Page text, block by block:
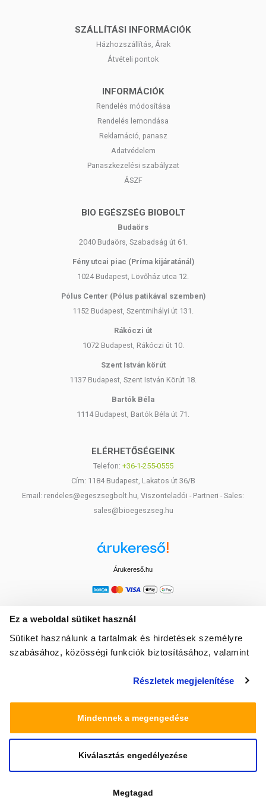
Ez a weboldal sütiket használ
Sütiket használunk a tartalmak és hirdetések személyre
szabásához, közösségi funkciók biztosításához, valamint
média-, hirdető- és elemező partnereinkkel megosztjuk az
amelyeket Ön adott meg számukra vagy az Ön által
használt más szolgáltatásokból gyűjtöttek.
Részletek megjelenítése
Mindennek a megengedése
Kiválasztás engedélyezése
Megtagad
hatást tulajdonítani.
étrendet és az egészséges életmódot! A termék nem
helyettesítésére alkalmas! Betegség esetén használatát
konzultálja kezelőorvosával. Az ajánlott napi fogyasztási
Kisgyermekektől elzárva tartandó!
SZÁLLÍTÁSI INFORMÁCIÓK
Házhozszállítás, Árak
Átvételi pontok
INFORMÁCIÓK
Rendelés módosítása
Rendelés lemondása
Reklamáció, panasz
Adatvédelem
Panaszkezelési szabályzat
ÁSZF
BIO EGÉSZSÉG BIOBOLT
Budaörs
2040 Budaörs, Szabadság út 61.
Fény utcai piac (Príma kijáratánál)
1024 Budapest, Lövőház utca 12.
Pólus Center (Pólus patikával szemben)
1152 Budapest, Szentmihályi út 131.
Rákóczi út
1072 Budapest, Rákóczi út 10.
Szent István körút
1137 Budapest, Szent István Körút 18.
Bartók Béla
1114 Budapest, Bartók Béla út 71.
ELÉRHETŐSÉGEINK
Telefon: +36-1-255-0555
Cím: 1184 Budapest, Lakatos út 36/B
Email: rendeles@egeszsegbolt.hu, Viszonteladói - Partneri - Sales:
sales@bioegeszseg.hu
Árukereső.hu